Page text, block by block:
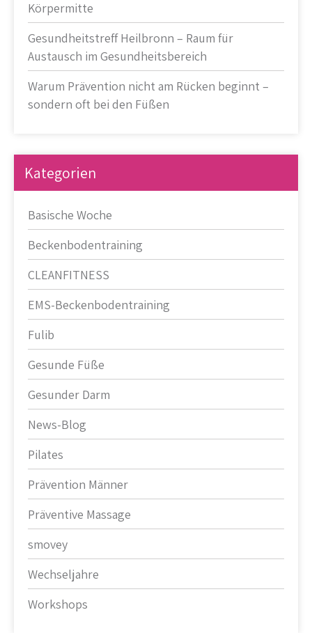
Körpermitte
Gesundheitstreff Heilbronn – Raum für
Austausch im Gesundheitsbereich
Warum Prävention nicht am Rücken beginnt –
sondern oft bei den Füßen
Kategorien
Basische Woche
Beckenbodentraining
CLEANFITNESS
EMS-Beckenbodentraining
Fulib
Gesunde Füße
Gesunder Darm
News-Blog
Pilates
Prävention Männer
Präventive Massage
smovey
Wechseljahre
Workshops